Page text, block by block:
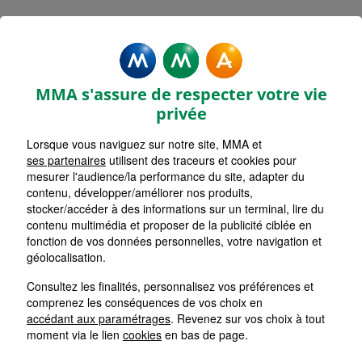
PRESSIGNY
Accueil
Assurance Centre-Val de Loire
Assurance Indre-et-Loire (37)
MMA s'assure de respecter votre vie
privée
Lorsque vous naviguez sur notre site, MMA et
ses partenaires utilisent des traceurs et cookies pour
mesurer l'audience/la performance du site, adapter du
contenu, développer/améliorer nos produits,
stocker/accéder à des informations sur un terminal, lire du
contenu multimédia et proposer de la publicité ciblée en
fonction de vos données personnelles, votre navigation et
géolocalisation.
Consultez les finalités, personnalisez vos préférences et
comprenez les conséquences de vos choix en
accédant aux paramétrages. Revenez sur vos choix à tout
moment via le lien cookies en bas de page.